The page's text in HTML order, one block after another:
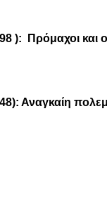
): Πρόμαχοι και
Αναγκαίη